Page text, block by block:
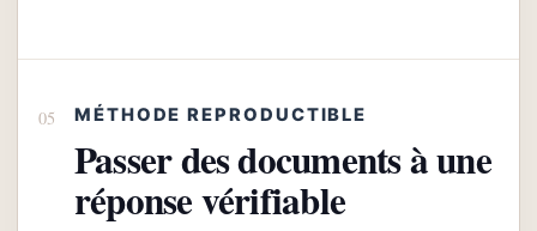
MÉTHODE REPRODUCTIBLE
Passer des documents à une
réponse vérifiable